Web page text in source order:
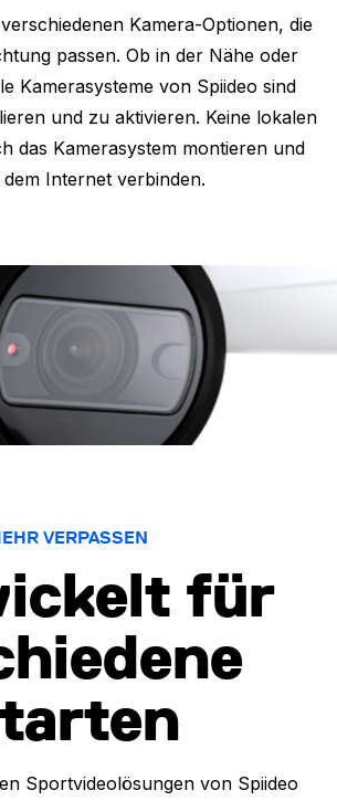
Kamera-Optionen, die
passen. Ob in der Nähe oder
Kamerasysteme von Spiideo sind
und zu aktivieren. Keine lokalen
das Kamerasystem montieren und
dem Internet verbinden.
VERPASSEN
für
Sportvideolösungen von Spiideo